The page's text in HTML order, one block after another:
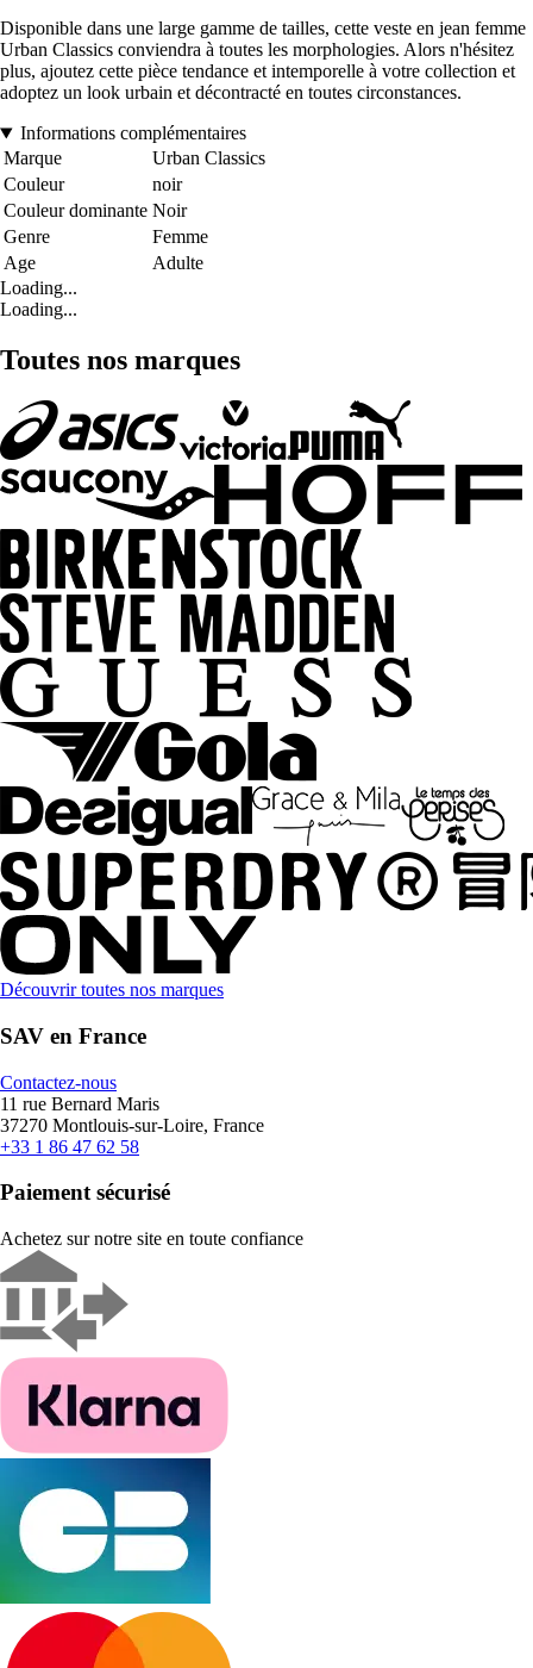
Disponible dans une large gamme de tailles, cette veste en jean femme
Urban Classics conviendra à toutes les morphologies. Alors n'hésitez
plus, ajoutez cette pièce tendance et intemporelle à votre collection et
adoptez un look urbain et décontracté en toutes circonstances.
Informations complémentaires
Marque
Urban Classics
Couleur
noir
Couleur dominante Noir
Genre
Femme
Age
Adulte
Loading...
Loading...
Toutes nos marques
Découvrir toutes nos marques
SAV en France
Contactez-nous
11 rue Bernard Maris
37270 Montlouis-sur-Loire, France
+33 1 86 47 62 58
Paiement sécurisé
Achetez sur notre site en toute confiance